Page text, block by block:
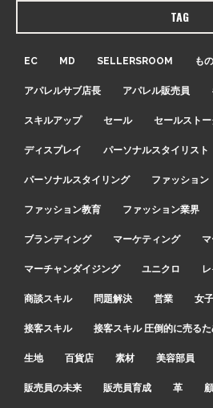
TAG
EC MD SELLERSROOM も
アパレルサブ店長 アパレル販売員
スキルアップ セール セールストー
ディスプレイ パーソナルスタイリスト
パーソナルスタイリング ファッション
ファッション教育 ファッション業界
ブランディング マーケティング
マーチャンダイジング ユニクロ
商談スキル 問題解決 営業 女
接客スキル 接客スキル 圧倒的に売る
生地 百貨店 素材 美容部員
販売員の未来 販売員育成 革